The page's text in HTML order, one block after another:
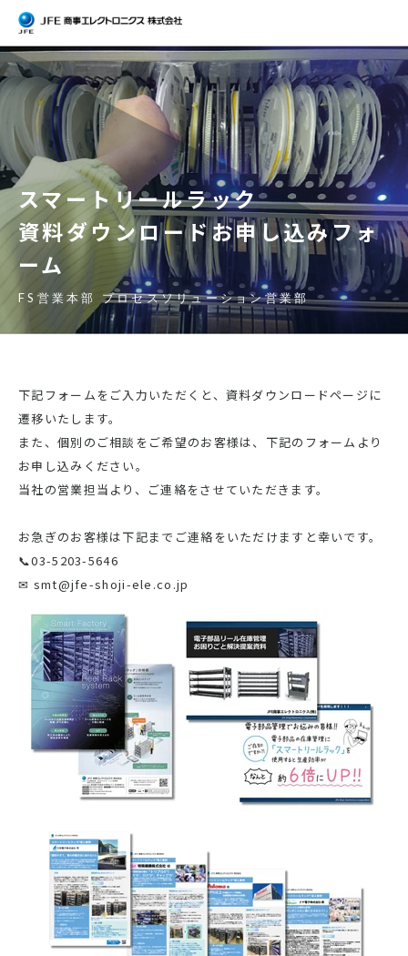
スマートリールラック
資料ダウンロードお申し込みフォ
ーム
下記フォームをご入力いただくと、資料ダウンロードページに
遷移いたします。
また、個別のご相談をご希望のお客様は、下記のフォームより
お申し込みください。
当社の営業担当より、ご連絡をさせていただきます。
お急ぎのお客様は下記までご連絡をいただけますと幸いです。
📞03-5203-5646
✉ smt@jfe-shoji-ele.co.jp